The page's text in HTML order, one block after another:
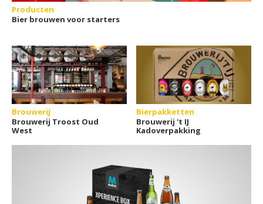
Producten
Bier brouwen voor starters
Brouwerij
Brouwerij Troost Oud
West
Bierpakketten
Brouwerij 't IJ
Kadoverpakking